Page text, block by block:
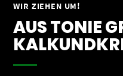
WIR ZIEHEN UM!
AUS TONIE
Springe
Inhalt
Vom 09.04.25 - 20.04.25
Zeitraum findet